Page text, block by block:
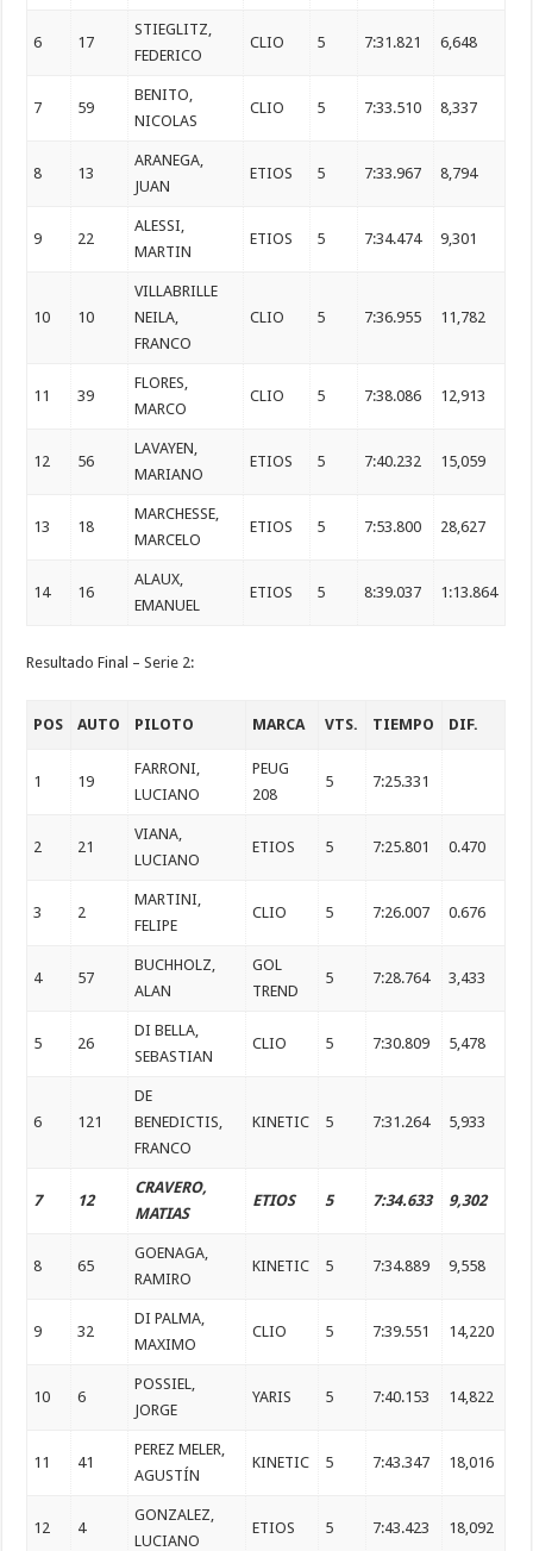
6 17
STIEGLITZ,
FEDERICO
CLIO 5 7:31.821 6,648
7 59
BENITO,
NICOLAS
CLIO 5 7:33.510 8,337
8 13
ARANEGA,
JUAN
ETIOS 5 7:33.967 8,794
9 22
ALESSI,
MARTIN
ETIOS 5 7:34.474 9,301
10 10
VILLABRILLE
NEILA,
FRANCO
CLIO 5 7:36.955 11,782
11 39
FLORES,
MARCO
CLIO 5 7:38.086 12,913
12 56
LAVAYEN,
MARIANO
ETIOS 5 7:40.232 15,059
13 18
MARCHESSE,
MARCELO
ETIOS 5 7:53.800 28,627
14 16
ALAUX,
EMANUEL
ETIOS 5 8:39.037 1:13.864
Resultado Final – Serie 2:
POS AUTO PILOTO MARCA VTS. TIEMPO DIF.
1 19
FARRONI,
LUCIANO
PEUG
208
5 7:25.331
2 21
VIANA,
LUCIANO
ETIOS 5 7:25.801 0.470
3 2
MARTINI,
FELIPE
CLIO 5 7:26.007 0.676
4 57
BUCHHOLZ,
ALAN
GOL
TREND
5 7:28.764 3,433
5 26
DI BELLA,
SEBASTIAN
CLIO 5 7:30.809 5,478
6 121
DE
BENEDICTIS,
FRANCO
KINETIC 5 7:31.264 5,933
7 12
CRAVERO,
MATIAS
ETIOS 5 7:34.633 9,302
8 65
GOENAGA,
RAMIRO
KINETIC 5 7:34.889 9,558
9 32
DI PALMA,
MAXIMO
CLIO 5 7:39.551 14,220
10 6
POSSIEL,
JORGE
YARIS 5 7:40.153 14,822
11 41
PEREZ MELER,
AGUSTÍN
KINETIC 5 7:43.347 18,016
12 4
GONZALEZ,
LUCIANO
ETIOS 5 7:43.423 18,092